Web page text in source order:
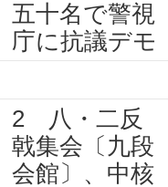
五十名で警視
庁に抗議デモ
2 八・二反
戟集会〔九段
会館〕、中核